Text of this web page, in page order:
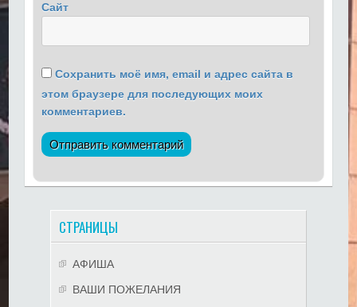
Сайт
Сохранить моё имя, email и адрес сайта в
этом браузере для последующих моих
комментариев.
СТРАНИЦЫ
АФИША
ВАШИ ПОЖЕЛАНИЯ